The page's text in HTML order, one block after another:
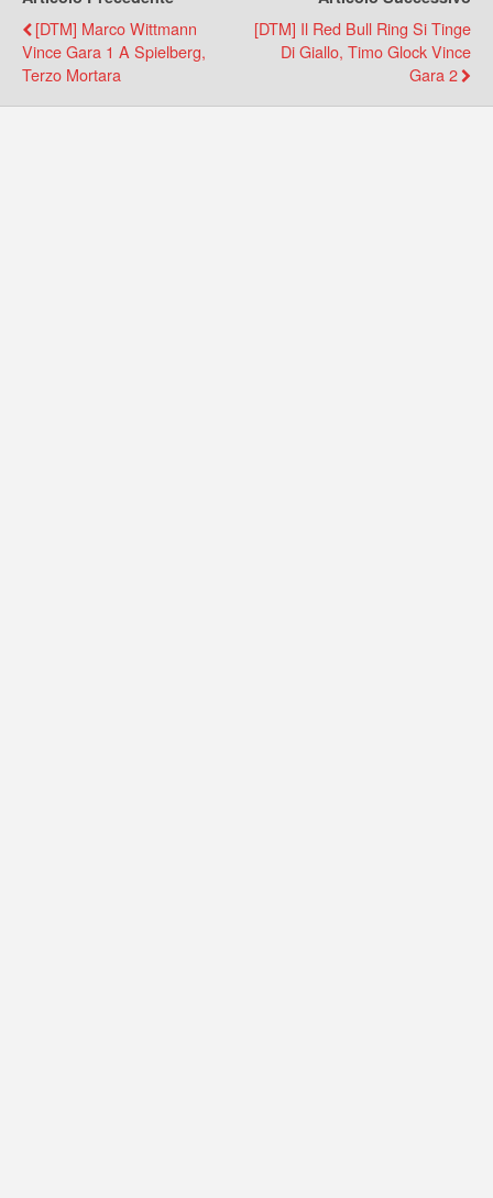
[DTM] Marco Wittmann
Vince Gara 1 A Spielberg,
Terzo Mortara
[DTM] Il Red Bull Ring Si Tinge
Di Giallo, Timo Glock Vince
Gara 2